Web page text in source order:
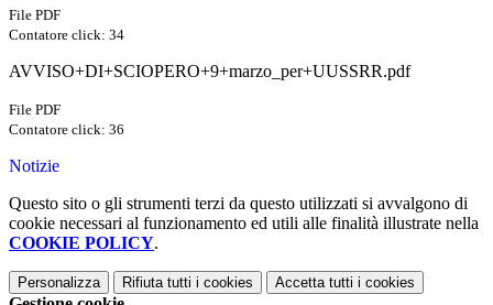
File PDF
Contatore click: 34
AVVISO+DI+SCIOPERO+9+marzo_per+UUSSRR.pdf
File PDF
Contatore click: 36
Notizie
Questo sito o gli strumenti terzi da questo utilizzati si avvalgono di
cookie necessari al funzionamento ed utili alle finalità illustrate nella
COOKIE POLICY.
Personalizza Rifiuta tutti i cookies Accetta tutti i cookies